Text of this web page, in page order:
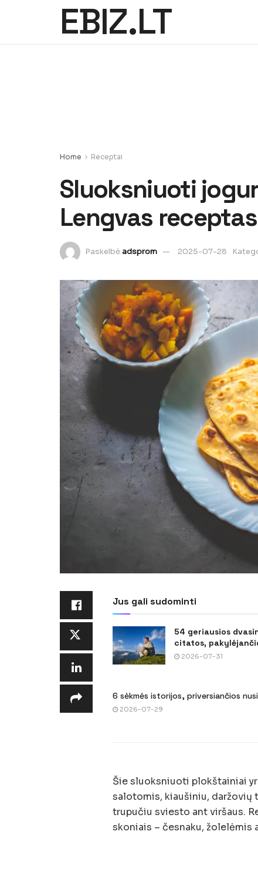
EBIZ.LT
Home Receptai
Sluoksniuoti
Lengvas receptas
Paskelbėadsprom 2025-07-28
Jus gali sudominti
54 geriausios
citatos,
2026-07-31
6 sėkmės istorijos, priversiančios
2026-07-29
Šie sluoksniuoti plokštainiai
salotomis, kiaušiniu, daržovių
trupučiu sviesto ant viršaus.
skoniais – česnaku, žolelėmis